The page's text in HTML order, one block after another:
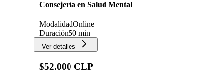
Consejería en Salud Mental
ModalidadOnline
Duración50 min
Ver detalles
$52.000 CLP